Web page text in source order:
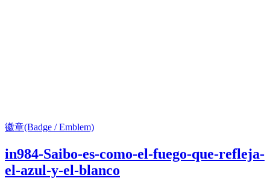
徽章(Badge / Emblem)
in984-Saibo-es-como-el-fuego-que-refleja-
el-azul-y-el-blanco